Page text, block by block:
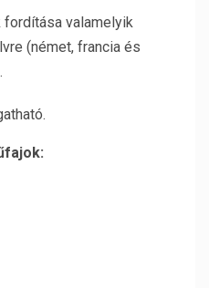
valamelyik
(német, francia és